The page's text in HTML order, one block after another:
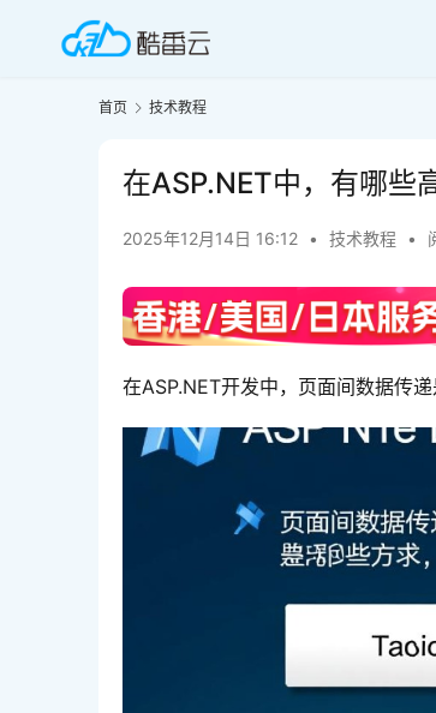
首页 技术教程
在ASP.NET中，有哪些
2025年12月14日 16:12 • 技术教程 •
在ASP.NET开发中，页面间数据传